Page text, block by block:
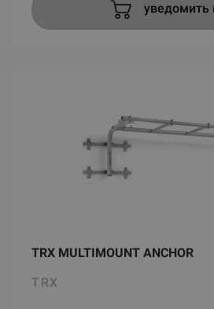
уведомить
TRX MULTIMOUNT ANCHOR
TRX